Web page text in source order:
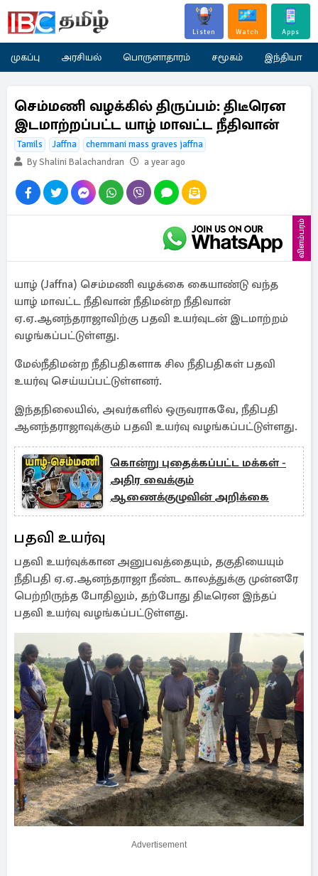
Listen Watch Apps
முகப்பு அரசியல் பொருளாதாரம் சமூகம் இந்தியா
செம்மணி வழக்கில் திருப்பம்: திடீரென
இடமாற்றப்பட்ட யாழ் மாவட்ட நீதிவான்
Tamils Jaffna
chemmani mass graves jaffna
By Shalini Balachandran
a year ago
விளம்பரம்
யாழ் (Jaffna) செம்மணி வழக்கை கையாண்டு வந்த
யாழ் மாவட்ட நீதிவான் நீதிமன்ற நீதிவான்
ஏ.ஏ.ஆனந்தராஜாவிற்கு பதவி உயர்வுடன் இடமாற்றம்
வழங்கப்பட்டுள்ளது.
மேல்நீதிமன்ற நீதிபதிகளாக சில நீதிபதிகள் பதவி
உயர்வு செய்யப்பட்டுள்ளனர்.
இந்தநிலையில், அவர்களில் ஒருவராகவே, நீதிபதி
ஆனந்தராஜாவுக்கும் பதவி உயர்வு வழங்கப்பட்டுள்ளது.
கொன்று புதைக்கப்பட்ட மக்கள் -
அதிர வைக்கும்
ஆணைக்குழுவின் அறிக்கை
பதவி உயர்வு
பதவி உயர்வுக்கான அனுபவத்தையும், தகுதியையும்
நீதிபதி ஏ.ஏ.ஆனந்தராஜா நீண்ட காலத்துக்கு முன்னரே
பெற்றிருந்த போதிலும், தற்போது திடீரென இந்தப்
பதவி உயர்வு வழங்கப்பட்டுள்ளது.
Advertisement